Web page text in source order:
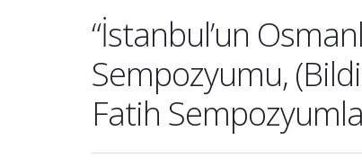
“İstanbul’un
Sempozyumu,
Fatih